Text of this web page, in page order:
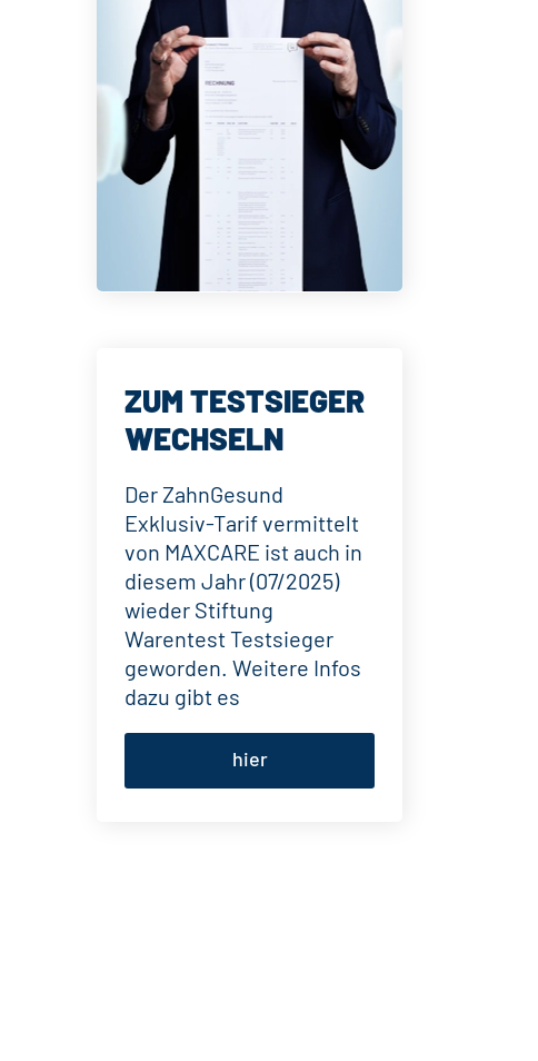
ZUM TESTSIEGER
WECHSELN
Der ZahnGesund
Exklusiv-Tarif vermittelt
von MAXCARE ist auch in
diesem Jahr (07/2025)
wieder Stiftung
Warentest Testsieger
geworden. Weitere Infos
dazu gibt es
hier